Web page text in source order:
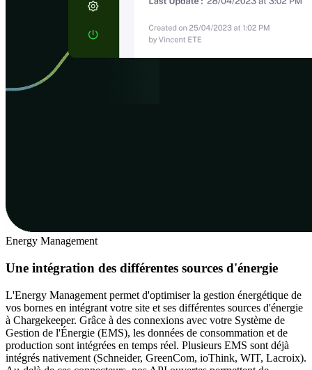
Energy Management
Une intégration des différentes sources d'énergie
L'Energy Management permet d'optimiser la gestion énergétique de
vos bornes en intégrant votre site et ses différentes sources d'énergie
à Chargekeeper. Grâce à des connexions avec votre Système de
Gestion de l'Énergie (EMS), les données de consommation et de
production sont intégrées en temps réel. Plusieurs EMS sont déjà
intégrés nativement (Schneider, GreenCom, ioThink, WIT, Lacroix).